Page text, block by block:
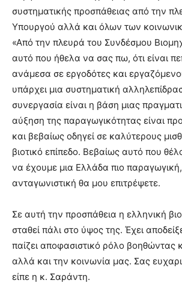
συστηματικής προσπάθειας από την
Υπουργού αλλά και όλων των
«Από την πλευρά του Συνδέσμου
αυτό που ήθελα να σας πω, ότι είναι
ανάμεσα σε εργοδότες και
υπάρχει μια συστηματική
συνεργασία είναι η βάση μιας
αύξηση της παραγωγικότητας είναι
και βεβαίως οδηγεί σε καλύτερους
βιοτικό επίπεδο. Βεβαίως αυτό που
να έχουμε μια Ελλάδα πιο παραγωγική,
ανταγωνιστική θα μου επιτρέψετε.
Σε αυτή την προσπάθεια η ελληνική
σταθεί πάλι στο ύψος της. Έχει
παίζει αποφασιστικό ρόλο βοηθώντας
αλλά και την κοινωνία μας. Σας
είπε η κ. Σαράντη.